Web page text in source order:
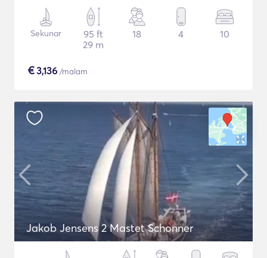
Sekunar
95 ft
29 m
18 4 10
€3,136 /malam
Jakob Jensens 2 Mastet Schonner